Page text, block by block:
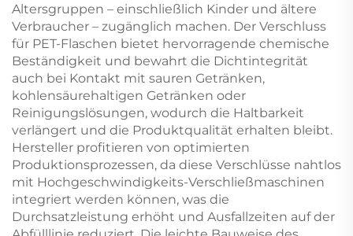
Altersgruppen – einschließlich Kinder und ältere
Verbraucher – zugänglich machen. Der Verschluss
für PET-Flaschen bietet hervorragende chemische
Beständigkeit und bewahrt die Dichtintegrität
auch bei Kontakt mit sauren Getränken,
kohlensäurehaltigen Getränken oder
Reinigungslösungen, wodurch die Haltbarkeit
verlängert und die Produktqualität erhalten bleibt.
Hersteller profitieren von optimierten
Produktionsprozessen, da diese Verschlüsse nahtlos
mit Hochgeschwindigkeits-Verschließmaschinen
integriert werden können, was die
Durchsatzleistung erhöht und Ausfallzeiten auf der